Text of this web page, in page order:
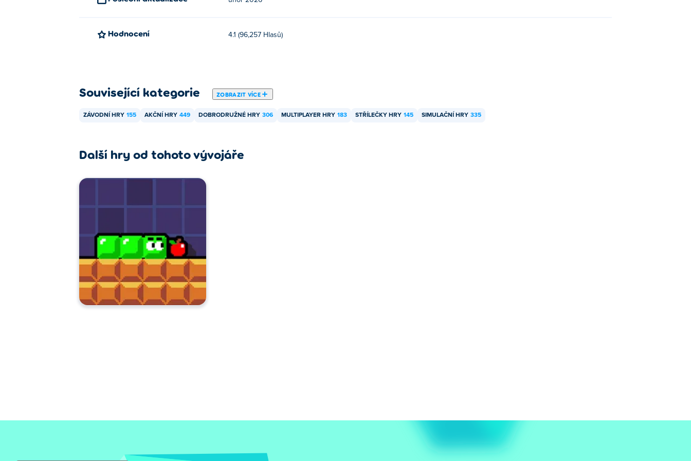
Street Slickers lze hrát na počítači a mobilních zařízeních, jako jsou telefony a tablety.
Hodnocení 4.1 (96,257 Hlasů)
Související kategorie ZOBRAZIT VÍCE
ZÁVODNÍ HRY 155 AKČNÍ HRY 449 DOBRODRUŽNÉ HRY 306 MULTIPLAYER HRY 183 STŘÍLEČKY HRY 145 SIMULAČNÍ HRY 335
Další hry od tohoto vývojáře